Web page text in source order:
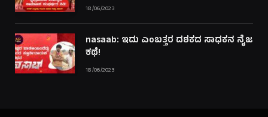
18/06/2023
nasaab: ಇದು ಎಂಬತ್ತರ ದಶಕದ ಸಾಧಕನ ನೈಜ
ಕಥೆ!
18/06/2023